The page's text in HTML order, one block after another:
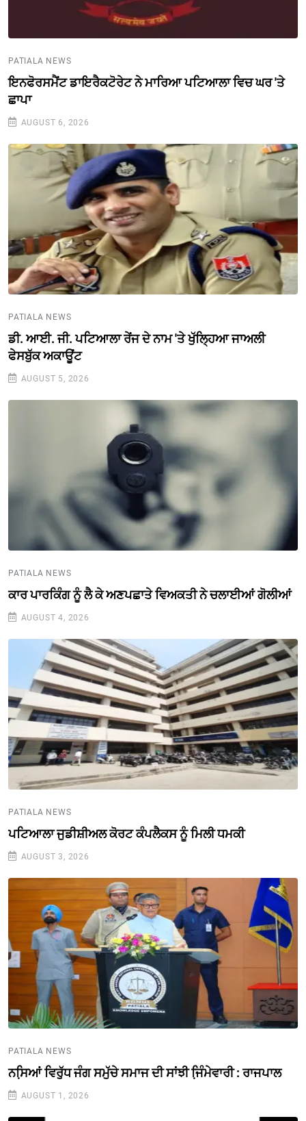
PATIALA NEWS
ਇਨਫੋਰਸਮੈਂਟ ਡਾਇਰੈਕਟੋਰੇਟ ਨੇ ਮਾਰਿਆ ਪਟਿਆਲਾ ਵਿਚ ਘਰ 'ਤੇ
ਛਾਪਾ
AUGUST 6, 2026
PATIALA NEWS
ਡੀ. ਆਈ. ਜੀ. ਪਟਿਆਲਾ ਰੇਂਜ ਦੇ ਨਾਮ 'ਤੇ ਖੁੱਲ੍ਹਿਆ ਜਾਅਲੀ
ਫੇਸਬੁੱਕ ਅਕਾਊਂਟ
AUGUST 5, 2026
PATIALA NEWS
ਕਾਰ ਪਾਰਕਿੰਗ ਨੂੰ ਲੈ ਕੇ ਅਣਪਛਾਤੇ ਵਿਅਕਤੀ ਨੇ ਚਲਾਈਆਂ ਗੋਲੀਆਂ
AUGUST 4, 2026
PATIALA NEWS
ਪਟਿਆਲਾ ਜੁਡੀਸ਼ੀਅਲ ਕੋਰਟ ਕੰਪਲੈਕਸ ਨੂੰ ਮਿਲੀ ਧਮਕੀ
AUGUST 3, 2026
PATIALA NEWS
ਨਸਿ਼ਆਂ ਵਿਰੁੱਧ ਜੰਗ ਸਮੁੱਚੇ ਸਮਾਜ ਦੀ ਸਾਂਝੀ ਜਿ਼ੰਮੇਵਾਰੀ : ਰਾਜਪਾਲ
AUGUST 1, 2026